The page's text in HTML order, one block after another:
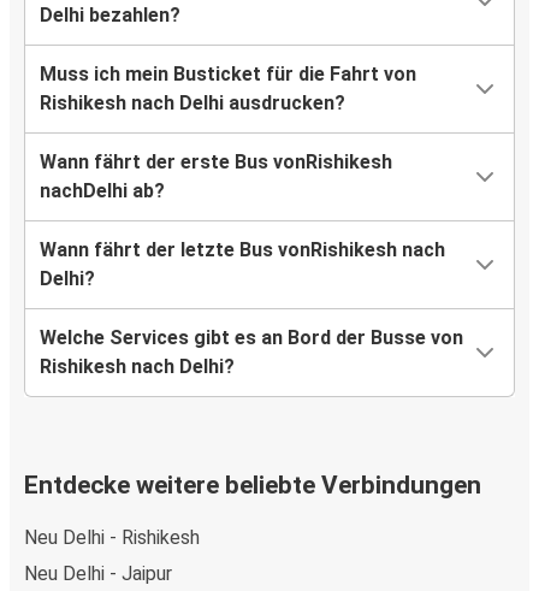
Delhi bezahlen?
Muss ich mein Busticket für die Fahrt von
Rishikesh nach Delhi ausdrucken?
Wann fährt der erste Bus vonRishikesh
nachDelhi ab?
Wann fährt der letzte Bus vonRishikesh nach
Delhi?
Welche Services gibt es an Bord der Busse von
Rishikesh nach Delhi?
Entdecke weitere beliebte Verbindungen
Neu Delhi - Rishikesh
Neu Delhi - Jaipur